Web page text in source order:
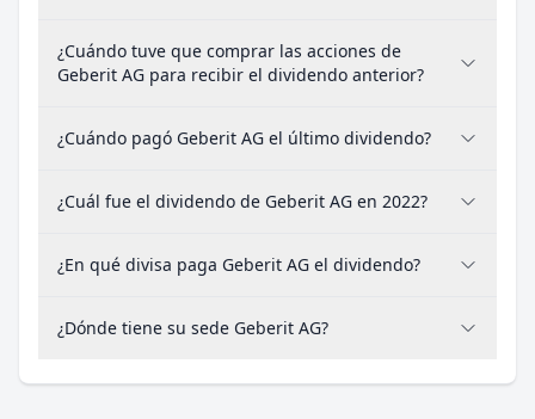
¿Cuándo tuve que comprar las acciones de
Geberit AG para recibir el dividendo anterior?
¿Cuándo pagó Geberit AG el último dividendo?
¿Cuál fue el dividendo de Geberit AG en 2022?
¿En qué divisa paga Geberit AG el dividendo?
¿Dónde tiene su sede Geberit AG?